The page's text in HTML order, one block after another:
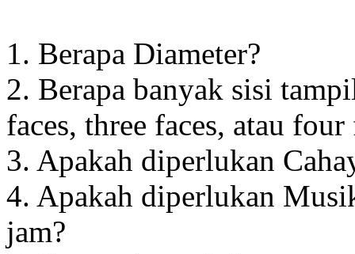
1. Berapa Diameter?
2. Berapa banyak sisi
faces, three faces, atau four
3. Apakah diperlukan
4. Apakah diperlukan
jam?